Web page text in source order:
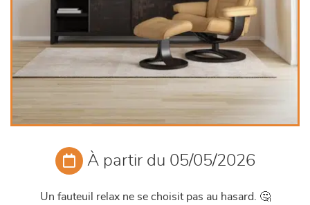
À partir du 05/05/2026
Un fauteuil relax ne se choisit pas au hasard. 🤔